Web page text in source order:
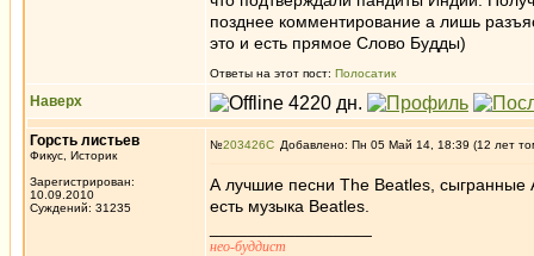
позднее комментирование а лишь
это и есть прямое Слово Будды)
Ответы на этот пост: Полосатик
Наверх
Горсть листьев
Фикус, Историк
Зарегистрирован:
10.09.2010
Суждений: 31235
№203426 Добавлено: Пн 05 Май 14, 18:39 (12 лет
А лучшие песни The Beatles,
есть музыка Beatles.
нео-буддист